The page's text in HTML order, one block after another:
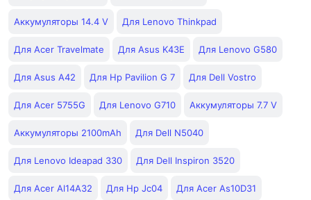
Аккумуляторы 14.4 V Для Lenovo Thinkpad
Для Acer Travelmate Для Asus K43E Для Lenovo G580
Для Asus A42 Для Hp Pavilion G 7 Для Dell Vostro
Для Acer 5755G Для Lenovo G710 Аккумуляторы 7.7 V
Аккумуляторы 2100mAh Для Dell N5040
Для Lenovo Ideapad 330 Для Dell Inspiron 3520
Для Acer Al14A32 Для Hp Jc04 Для Acer As10D31